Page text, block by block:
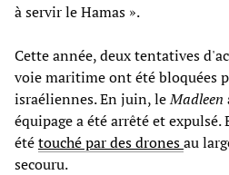
à servir le Hamas ».
Cette année, deux tentatives
voie maritime ont été bloquées
israéliennes. En juin, leMadleen
équipage a été arrêté et expulsé.
ététouché par des dronesau
secouru.